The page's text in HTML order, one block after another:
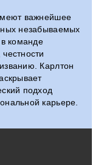
важнейшее
незабываемых
команде
Карлтон
подход
карьере.